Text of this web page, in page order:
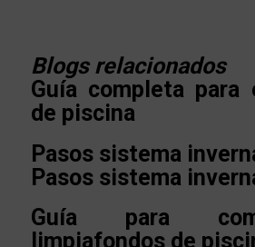
Blogs relacionados
Guía completa para
de piscina
Pasos sistema
Pasos sistema
Guía para
limpiafondos de